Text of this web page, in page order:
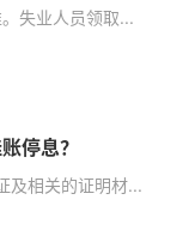
失业人员领取...
停息？
及相关的证明材...